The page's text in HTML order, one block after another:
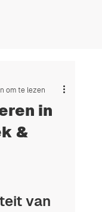
in
&
om te lezen
van